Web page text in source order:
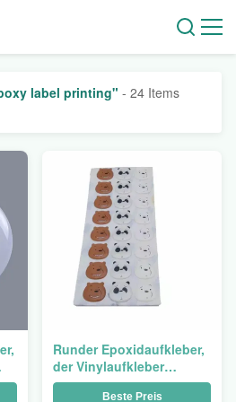
label printing" - 24 Items
Runder Epoxidaufkleber,
der Vinylaufkleber
gewölbten verpackenden
Beste Preis